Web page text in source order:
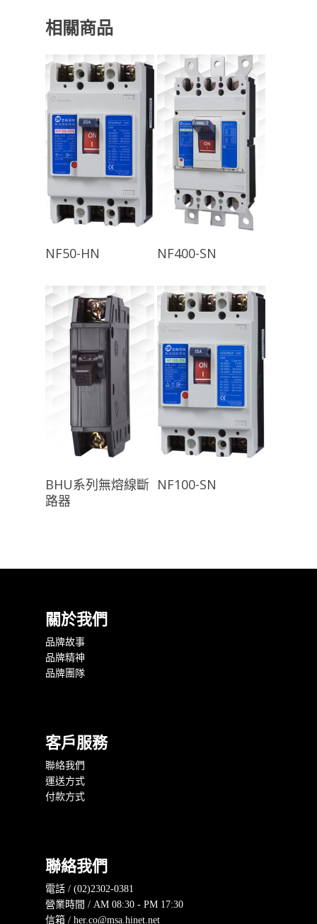
相關商品
NF50-HN NF400-SN
查看內容
BHU系列無熔線斷
路器
NF100-SN
關於我們
品牌故事
品牌精神
品牌團隊
客戶服務
聯絡我們
運送方式
付款方式
聯絡我們
電話 / (02)2302-0381
營業時間 / AM 08:30 - PM 17:30
信箱 / her.co@msa.hinet.net